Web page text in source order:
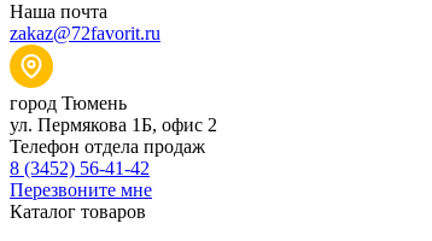
Наша почта
zakaz@72favorit.ru
город Тюмень
ул. Пермякова 1Б, офис 2
Телефон отдела продаж
8 (3452) 56-41-42
Перезвоните мне
Каталог товаров